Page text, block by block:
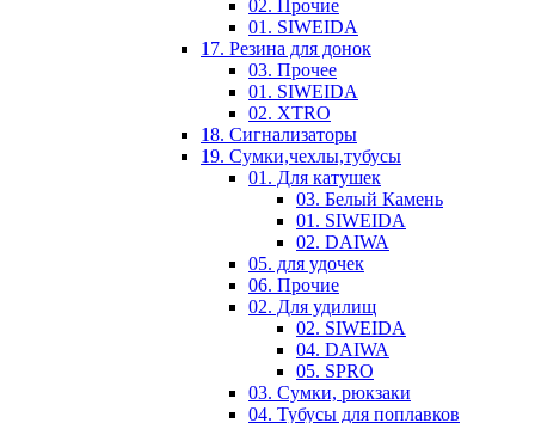
02. Прочие
01. SIWEIDA
17. Резина для донок
03. Прочее
01. SIWEIDA
02. XTRO
18. Сигнализаторы
19. Сумки,чехлы,тубусы
01. Для катушек
03. Белый Камень
01. SIWEIDA
02. DAIWA
05. для удочек
06. Прочие
02. Для удилищ
02. SIWEIDA
04. DAIWA
05. SPRO
03. Сумки, рюкзаки
04. Тубусы для поплавков